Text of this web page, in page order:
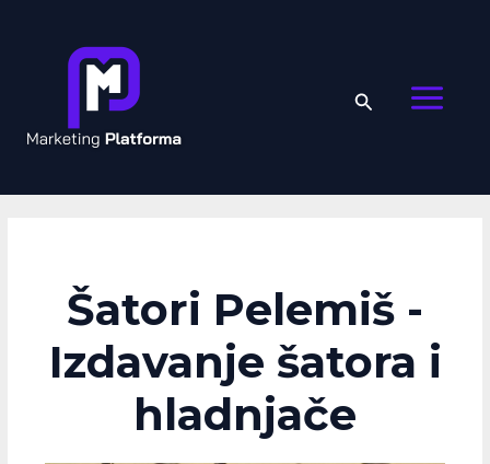
Search
Šatori Pelemiš -
Izdavanje šatora i
hladnjače